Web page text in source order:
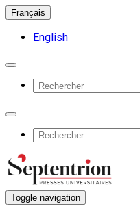
Français
English
Toggle navigation